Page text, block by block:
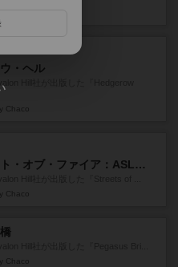
・ヘル
Hill社が出版した『Hedgerow
ストリート・オブ・ファイア：ASLデラックスモジュール1
Chaco
Chaco